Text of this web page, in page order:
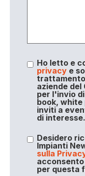
Ho letto e
privacye
aziende del
per l'invio
book, white
inviti a
di interesse.
Desidero
Impianti
sulla
per questa